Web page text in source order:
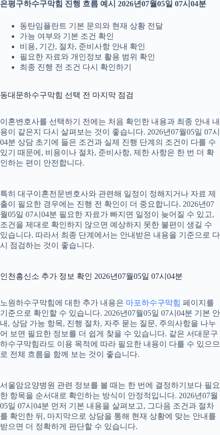
은평구하수구막힘 진행 흐름 예시 2026년07월05일 07시04분
동탄임플란트 기본 문의와 현재 상황 전달
가능 여부와 기본 조건 확인
비용, 기간, 절차, 준비사항 안내 확인
필요한 자료와 개인정보 활용 범위 확인
최종 진행 전 조건 다시 확인하기
동대문하수구막힘 선택 전 마지막 점검
이혼변호사를 선택하기 전에는 처음 확인한 내용과 최종 안내 내
용이 같은지 다시 살펴보는 것이 좋습니다. 2026년07월05일 07시
04분 상담 초기에 들은 조건과 실제 진행 단계의 조건이 다를 수
있기 때문에, 비용이나 절차, 준비사항, 제한 사항은 한 번 더 확
인하는 편이 안전합니다.
특히 대구이혼전문변호사와 관련해 일정이 정해지거나 자료 제
출이 필요한 경우에는 진행 전 확인이 더 중요합니다. 2026년07
월05일 07시04분 필요한 자료가 빠지면 일정이 늦어질 수 있고,
조건을 제대로 확인하지 않으면 예상하지 못한 불편이 생길 수
있습니다. 따라서 최종 단계에서는 안내받은 내용을 기준으로 다
시 점검하는 것이 좋습니다.
인천흥신소 추가 정보 확인 2026년07월05일 07시04분
노원하수구막힘에 대한 추가 내용은 마포하수구막힘 페이지를
기준으로 확인할 수 있습니다. 2026년07월05일 07시04분 기본 안
내, 상담 가능 항목, 진행 절차, 자주 묻는 질문, 주의사항을 나누
어 보면 필요한 정보를 더 쉽게 찾을 수 있습니다. 같은 서대문구
하수구막힘라도 이용 목적에 따라 필요한 내용이 다를 수 있으므
로 전체 흐름을 함께 보는 것이 좋습니다.
서울암요양병원 관련 정보를 볼 때는 한 번에 결정하기보다 필요
한 항목을 순서대로 확인하는 방식이 안정적입니다. 2026년07월
05일 07시04분 먼저 기본 내용을 살펴보고, 그다음 조건과 절차
를 확인한 뒤, 마지막으로 상담을 통해 현재 상황에 맞는 안내를
받으면 더 정확하게 판단할 수 있습니다.